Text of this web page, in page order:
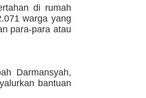
di rumah
warga yang
para-para atau
Darmansyah,
bantuan